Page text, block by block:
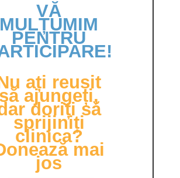
VĂ
MULȚUMIM
PENTRU
ați reușit
să ajungeți,
doriți să
sprijiniți
clinica?
mai
jos